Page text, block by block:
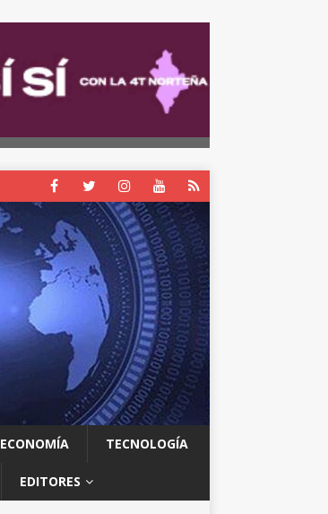
ECONOMÍA TECNOLOGÍA
EDITORES